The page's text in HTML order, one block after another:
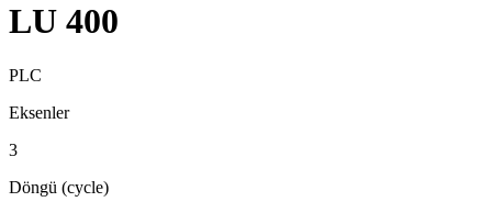
LU 400
PLC
Eksenler
3
Döngü (cycle)